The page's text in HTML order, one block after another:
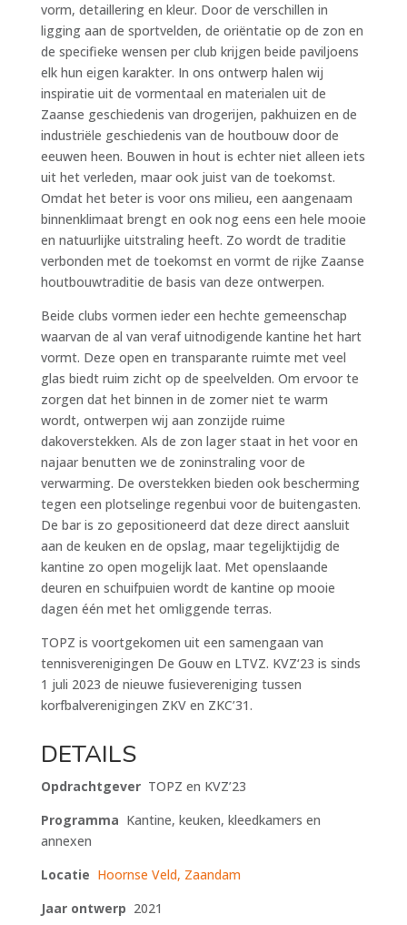
vorm, detaillering en kleur. Door de verschillen in
ligging aan de sportvelden, de oriëntatie op de zon en
de specifieke wensen per club krijgen beide paviljoens
elk hun eigen karakter. In ons ontwerp halen wij
inspiratie uit de vormentaal en materialen uit de
Zaanse geschiedenis van drogerijen, pakhuizen en de
industriële geschiedenis van de houtbouw door de
eeuwen heen. Bouwen in hout is echter niet alleen iets
uit het verleden, maar ook juist van de toekomst.
Omdat het beter is voor ons milieu, een aangenaam
binnenklimaat brengt en ook nog eens een hele mooie
en natuurlijke uitstraling heeft. Zo wordt de traditie
verbonden met de toekomst en vormt de rijke Zaanse
houtbouwtraditie de basis van deze ontwerpen.
Beide clubs vormen ieder een hechte gemeenschap
waarvan de al van veraf uitnodigende kantine het hart
vormt. Deze open en transparante ruimte met veel
glas biedt ruim zicht op de speelvelden. Om ervoor te
zorgen dat het binnen in de zomer niet te warm
wordt, ontwerpen wij aan zonzijde ruime
dakoverstekken. Als de zon lager staat in het voor en
najaar benutten we de zoninstraling voor de
verwarming. De overstekken bieden ook bescherming
tegen een plotselinge regenbui voor de buitengasten.
De bar is zo gepositioneerd dat deze direct aansluit
aan de keuken en de opslag, maar tegelijktijdig de
kantine zo open mogelijk laat. Met openslaande
deuren en schuifpuien wordt de kantine op mooie
dagen één met het omliggende terras.
TOPZ is voortgekomen uit een samengaan van
tennisverenigingen De Gouw en LTVZ. KVZ‘23 is sinds
1 juli 2023 de nieuwe fusievereniging tussen
korfbalverenigingen ZKV en ZKC’31.
DETAILS
OpdrachtgeverTOPZ en KVZ’23
Programma Kantine, keuken, kleedkamers en
annexen
Locatie Hoornse Veld, Zaandam
Jaar ontwerp 2021